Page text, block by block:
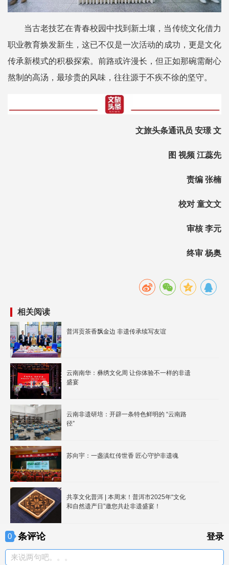
当古老技艺在青春校园中找到新土壤，当传统文化借力
职业教育焕发新生，这已不仅是一次活动的成功，更是文化
传承新模式的积极探索。前路或许漫长，但正如那碗需耐心
熬制的高汤，最珍贵的风味，往往源于不疾不徐的坚守。
文旅头条通讯员 安璟 文
图 视频 江蕊先
责编 张楠
校对 童文文
审核 李元
终审 杨奥
相关阅读
普洱贡茶香飘金边 非遗传承续写友谊
云南南华：彝绣文化周 让你体验不一样的非遗
盛宴
云南非遗研培：开辟一条特色鲜明的 “云南路
径”
苏向宇：一盏滇红传世香 匠心守护非遗魂
共享文化普洱 | 本周末！普洱市2025年“文化
和自然遗产日”邀您共赴非遗盛宴！
0 条评论 登录
来说两句吧。。。